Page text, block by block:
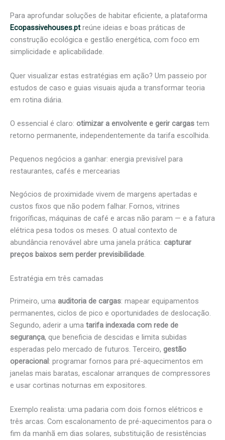
Para aprofundar soluções de habitar eficiente, a plataforma
Ecopassivehouses.ptreúne ideias e boas práticas de
construção ecológica e gestão energética, com foco em
simplicidade e aplicabilidade.
Quer visualizar estas estratégias em ação? Um passeio por
estudos de caso e guias visuais ajuda a transformar teoria
em rotina diária.
O essencial é claro: otimizar a envolvente e gerir cargas tem
retorno permanente, independentemente da tarifa escolhida.
Pequenos negócios a ganhar: energia previsível para
restaurantes, cafés e mercearias
Negócios de proximidade vivem de margens apertadas e
custos fixos que não podem falhar. Fornos, vitrines
frigoríficas, máquinas de café e arcas não param — e a fatura
elétrica pesa todos os meses. O atual contexto de
abundância renovável abre uma janela prática: capturar
preços baixos sem perder previsibilidade.
Estratégia em três camadas
Primeiro, uma auditoria de cargas: mapear equipamentos
permanentes, ciclos de pico e oportunidades de deslocação.
Segundo, aderir a uma tarifa indexada com rede de
segurança, que beneficia de descidas e limita subidas
esperadas pelo mercado de futuros. Terceiro, gestão
operacional : programar fornos para pré-aquecimentos em
janelas mais baratas, escalonar arranques de compressores
e usar cortinas noturnas em expositores.
Exemplo realista: uma padaria com dois fornos elétricos e
três arcas. Com escalonamento de pré-aquecimentos para o
fim da manhã em dias solares, substituição de resistências